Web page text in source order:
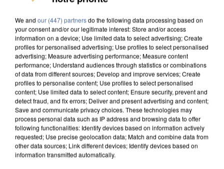
We and our (447) partnersdo the following data processing based on
your consent and/or our legitimate interest: Store and/or access
information on a device; Use limited data to select advertising; Create
profiles for personalised advertising; Use profiles to select personalised
advertising; Measure advertising performance; Measure content
performance; Understand audiences through statistics or combinations
of data from different sources; Develop and improve services; Create
profiles to personalise content; Use profiles to select personalised
content; Use limited data to select content; Ensure security, prevent and
detect fraud, and fix errors; Deliver and present advertising and content;
Save and communicate privacy choices. These technologies may
process personal data such as IP address and browsing data to offer
following functionalities: Identify devices based on information actively
requested; Use precise geolocation data; Match and combine data from
other data sources; Link different devices; Identify devices based on
information transmitted automatically.